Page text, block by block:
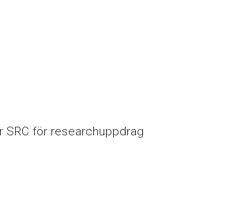
SRC för researchuppdrag